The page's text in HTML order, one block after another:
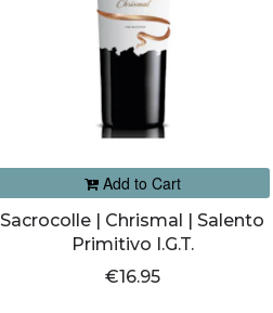
Add to Cart
Sacrocolle | Chrismal | Salento
Primitivo I.G.T.
€16.95